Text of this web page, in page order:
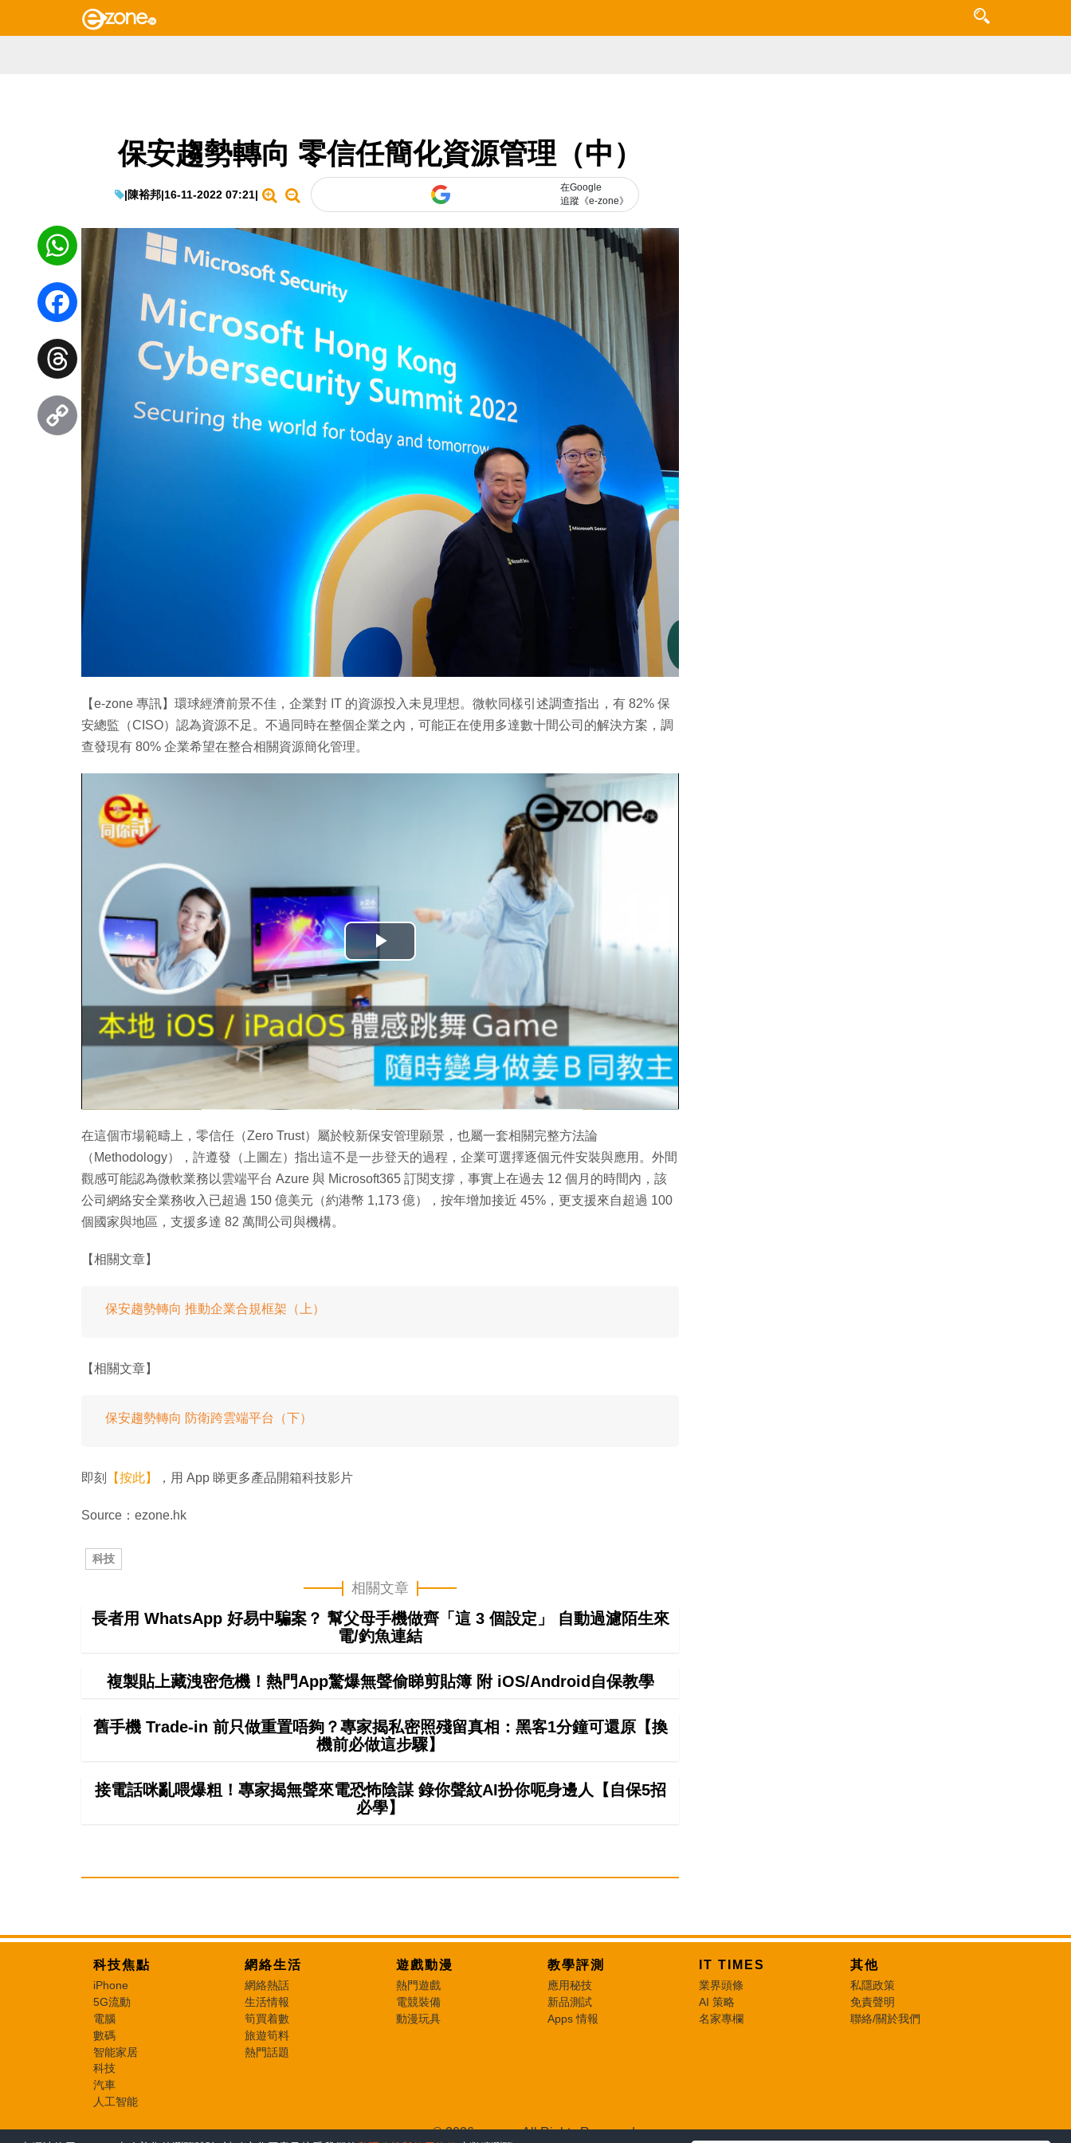
保安趨勢轉向 零信任簡化資源管理（中）
|陳裕邦|16-11-2022 07:21|
在Google
追蹤《e-zone》
【e-zone 專訊】環球經濟前景不佳，企業對 IT 的資源投入未見理想。微軟同樣引述調查指出，有 82% 保
安總監（CISO）認為資源不足。不過同時在整個企業之內，可能正在使用多達數十間公司的解決方案，調
查發現有 80% 企業希望在整合相關資源簡化管理。
播
影
片
在這個市場範疇上，零信任（Zero Trust）屬於較新保安管理願景，也屬一套相關完整方法論
（Methodology），許遵發（上圖左）指出這不是一步登天的過程，企業可選擇逐個元件安裝與應用。外間
觀感可能認為微軟業務以雲端平台 Azure 與 Microsoft365 訂閱支撐，事實上在過去 12 個月的時間內，該
公司網絡安全業務收入已超過 150 億美元（約港幣 1,173 億），按年增加接近 45%，更支援來自超過 100
個國家與地區，支援多達 82 萬間公司與機構。
【相關文章】
保安趨勢轉向 推動企業合規框架（上）
【相關文章】
保安趨勢轉向 防衛跨雲端平台（下）
即刻 【按此】 ，用 App 睇更多產品開箱科技影片
Source：ezone.hk
科技
相關文章
長者用 WhatsApp 好易中騙案？ 幫父母手機做齊「這 3 個設定」 自動過濾陌生來
電/釣魚連結
複製貼上藏洩密危機！熱門App驚爆無聲偷睇剪貼簿 附 iOS/Android自保教學
舊手機 Trade-in 前只做重置唔夠？專家揭私密照殘留真相：黑客1分鐘可還原【換
機前必做這步驟】
接電話咪亂喂爆粗！專家揭無聲來電恐怖陰謀 錄你聲紋AI扮你呃身邊人【自保5招
必學】
WhatsApp
Facebook
Threads
科技焦點
iPhone
5G流動
電腦
數碼
智能家居
科技
汽車
人工智能
網絡生活
網絡熱話
生活情報
筍買着數
旅遊筍料
熱門話題
遊戲動漫
熱門遊戲
電競裝備
動漫玩具
教學評測
應用秘技
新品測試
Apps 情報
IT TIMES
業界頭條
AI 策略
名家專欄
其他
私隱政策
免責聲明
聯絡/關於我們
© 2026 e-zone. All Rights Reserved.